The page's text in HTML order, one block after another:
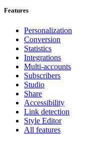
Features
Personalization
Conversion
Statistics
Integrations
Multi-accounts
Subscribers
Studio
Share
Accessibility
Link detection
Style Editor
All features